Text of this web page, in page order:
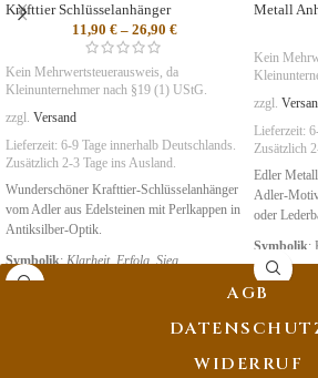
Krafttier Schlüsselanhänger
11,90 €– 26,90 €
Kein Mehrwertsteuerausweis, da
Kleinunternehmer nach §19 (1) UStG.
zzgl. Versand
Lieferzeit: 6-9 Tage innerhalb Deutschlands.
Zusätzlich 2-3 Tage ins Ausland.
Wunderschöner Krafttier-Schlüsselanhänger
vom Adler aus Edelsteinen mit Perlkappen in
Antiksilber-Optik.
Symbolik:Klarheit, Erfolg, Sieg
Metall
Kein
zzgl.
Lieferzeit:
Zusätzlich
Edler
Adler-
oder
Symbolik:
AGB
WIDERRUF